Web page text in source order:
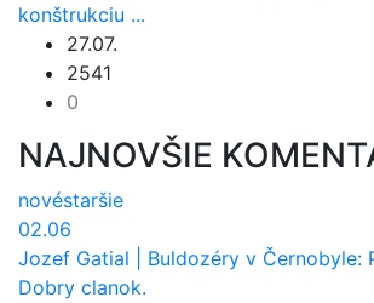
konštrukciu ...
27.07.
2541
0
NAJNOVŠIE
novéstaršie
02.06
Jozef Gatial
Buldozéry v Černobyle: Prečo
Dobry clanok.